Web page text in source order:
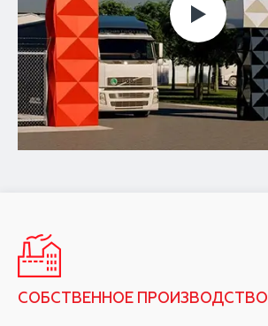
СОБСТВЕННОЕ ПРОИЗВОДСТВО